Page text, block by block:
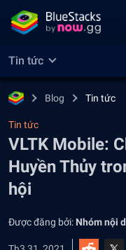
Tin tức
Blog Tin tức
Tin tức
VLTK Mobile:
Huyền Thủy
hội
Được đăng bởi: Nhóm nội